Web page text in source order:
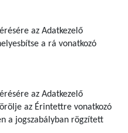
az Adatkezelő
a rá vonatkozó
az Adatkezelő
az Érintettre vonatkozó
a jogszabályban rögzített